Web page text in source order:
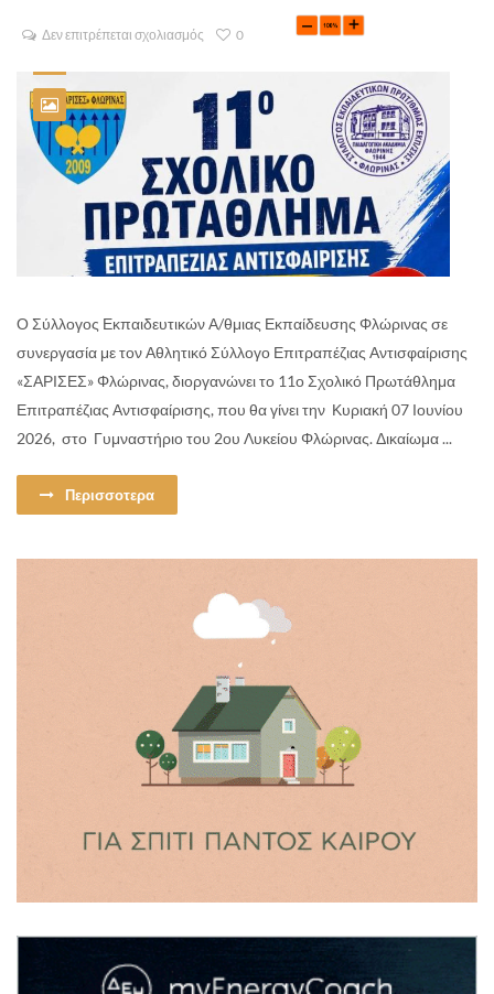
Δεν επιτρέπεται σχολιασμός 0
Ο Σύλλογος Εκπαιδευτικών Α/θμιας Εκπαίδευσης Φλώρινας σε
συνεργασία με τον Αθλητικό Σύλλογο Επιτραπέζιας Αντισφαίρισης
«ΣΑΡΙΣΕΣ» Φλώρινας, διοργανώνει το 11ο Σχολικό Πρωτάθλημα
Επιτραπέζιας Αντισφαίρισης, που θα γίνει την Κυριακή 07 Ιουνίου
2026, στο Γυμναστήριο του 2ου Λυκείου Φλώρινας. Δικαίωμα ...
Περισσοτερα